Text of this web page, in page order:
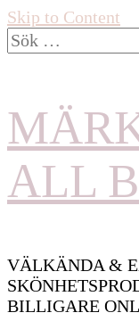
Skip to Content
Sök
efter:
ALL
VÄLKÄNDA &
BILLIGARE